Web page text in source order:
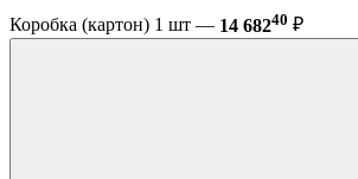
Коробка (картон) 1 шт — 14 68240 ₽